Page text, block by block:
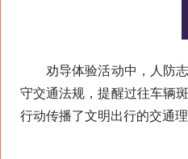
劝导体验活动中，人防志
守交通法规，提醒过往车辆
行动传播了文明出行的交通